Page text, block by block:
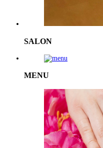
SALON
MENU